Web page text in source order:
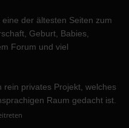
der ältesten Seiten zum
Geburt, Babies,
Forum und viel
rein privates Projekt, welches
Raum gedacht ist.